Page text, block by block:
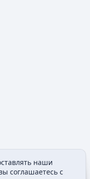
наши
соглашаетесь с